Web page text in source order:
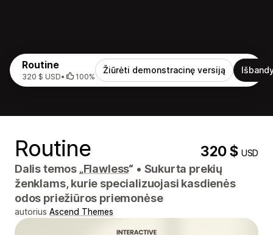
Routine
320 $ USD• 100%
Žiūrėti demonstracinę versiją
Routine 320 $USD
Dalis temos „Flawless“ • Sukurta prekių
ženklams, kurie specializuojasi kasdienės
odos priežiūros priemonėse
autorius Ascend Themes